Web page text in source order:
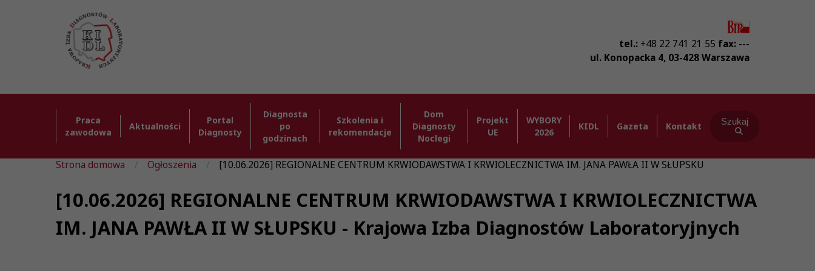
tel.: +48 22 741 21 55 fax: ---
ul. Konopacka 4, 03-428Warszawa
Praca
zawodowa
Aktualności
Portal
Diagnosty
Diagnosta
po
godzinach
Szkolenia i
rekomendacje
Dom
Diagnosty
Noclegi
Projekt
UE
WYBORY
2026
KIDL Gazeta Kontakt Szukaj
Strona domowa Ogłoszenia [10.06.2026] REGIONALNE CENTRUM KRWIODAWSTWA I KRWIOLECZNICTWA IM. JANA PAWŁA II W SŁUPSKU
[10.06.2026] REGIONALNE CENTRUM KRWIODAWSTWA I KRWIOLECZNICTWA
IM. JANA PAWŁA II W SŁUPSKU - Krajowa Izba Diagnostów Laboratoryjnych